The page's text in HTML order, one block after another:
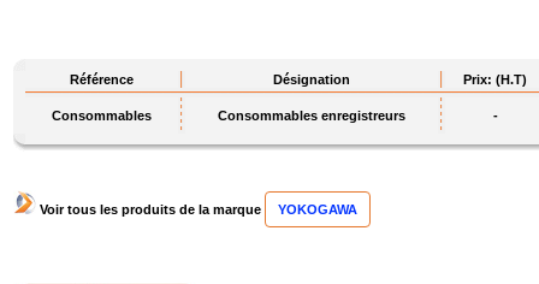
Référence Désignation Prix: (H.T)
Consommables Consommables enregistreurs -
Voir tous les produits de la marque YOKOGAWA